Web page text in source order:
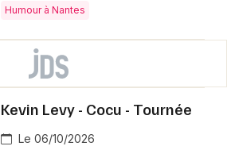
Humour à Nantes
Kevin Levy - Cocu - Tournée
Le 06/10/2026